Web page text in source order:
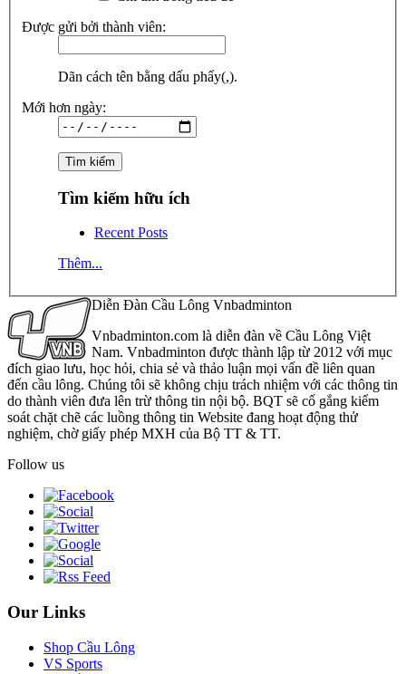
Được gửi bởi thành viên:
Dãn cách tên bằng dấu phẩy(,).
Mới hơn ngày:
Tìm kiếm hữu ích
Recent Posts
Thêm...
Diễn Đàn Cầu Lông Vnbadminton
Vnbadminton.com là diễn đàn về Cầu Lông Việt
Nam. Vnbadminton được thành lập từ 2012 với mục
đích giao lưu, học hỏi, chia sẻ và thảo luận mọi vấn đề liên quan
đến cầu lông. Chúng tôi sẽ không chịu trách nhiệm với các thông tin
do thành viên đưa lên trừ thông tin nội bộ. BQT sẽ cố gắng kiểm
soát chặt chẽ các luồng thông tin Website đang hoạt động thử
nghiệm, chờ giấy phép MXH của Bộ TT & TT.
Follow us
Our Links
Shop Cầu Lông
VS Sports